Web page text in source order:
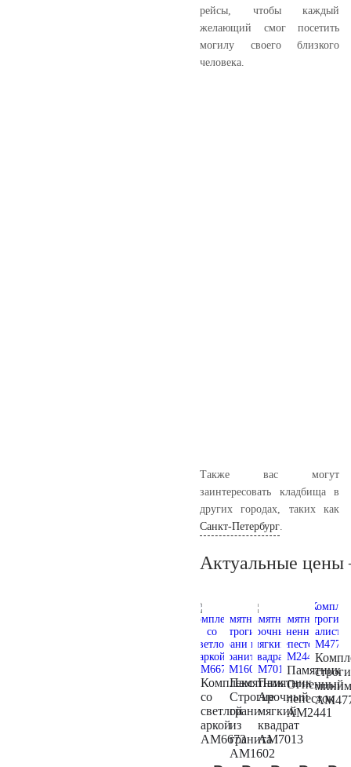
рейсы, чтобы каждый
желающий смог посетить
могилу своего близкого
человека.
Также вас могут
заинтересовать кладбища в
других городах, таких как
Санкт-Петербург
Актуальные
Комплекс
со
светлой
аркой
AM6673
Памятник
Строгие
грани
из
гранита
AM1602
Памятник
Арочный
мягкий
квадрат
AM7013
Памятник
Огненный
лепесток
AM2441